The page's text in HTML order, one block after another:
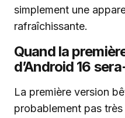
simplement une
rafraîchissante.
Quand la
d’Android 16
La première version
probablement pas